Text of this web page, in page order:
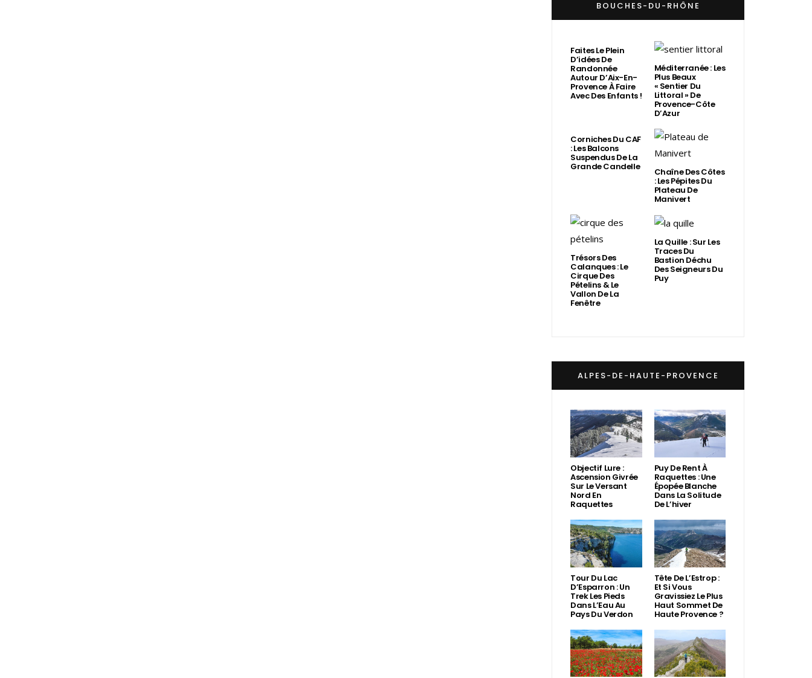
BOUCHES-DU-RHÔNE
Faites Le Plein
D’idées De
Randonnée
Autour D’Aix-En-
Provence À Faire
Avec Des Enfants !
Méditerranée : Les
Plus Beaux
« Sentier Du
Littoral » De
Provence-Côte
D’Azur
Corniches Du CAF
: Les Balcons
Suspendus De La
Grande Candelle Chaîne Des Côtes
: Les Pépites Du
Plateau De
Manivert
Trésors Des
Calanques : Le
Cirque Des
Pételins & Le
Vallon De La
Fenêtre
La Quille : Sur Les
Traces Du
Bastion Déchu
Des Seigneurs Du
Puy
ALPES-DE-HAUTE-PROVENCE
Objectif Lure :
Ascension Givrée
Sur Le Versant
Nord En
Raquettes
Puy De Rent À
Raquettes : Une
Épopée Blanche
Dans La Solitude
De L’hiver
Tour Du Lac
D’Esparron : Un
Trek Les Pieds
Dans L’Eau Au
Pays Du Verdon
Tête De L’Estrop :
Et Si Vous
Gravissiez Le Plus
Haut Sommet De
Haute Provence ?